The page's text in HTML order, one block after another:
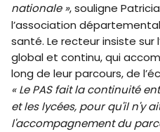
nationale », souligne
l’association
santé. Le recteur insiste sur
global et continu, qui
long de leur parcours, de
« Le PAS fait la continuité
et les lycées, pour qu'il n'y
l'accompagnement du